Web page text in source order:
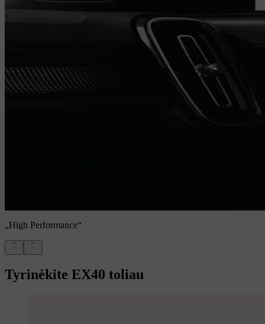
„High Performance“
Tyrinėkite EX40 toliau